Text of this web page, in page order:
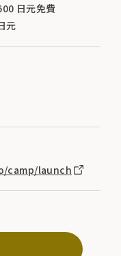
日元免費
元
camp/launch